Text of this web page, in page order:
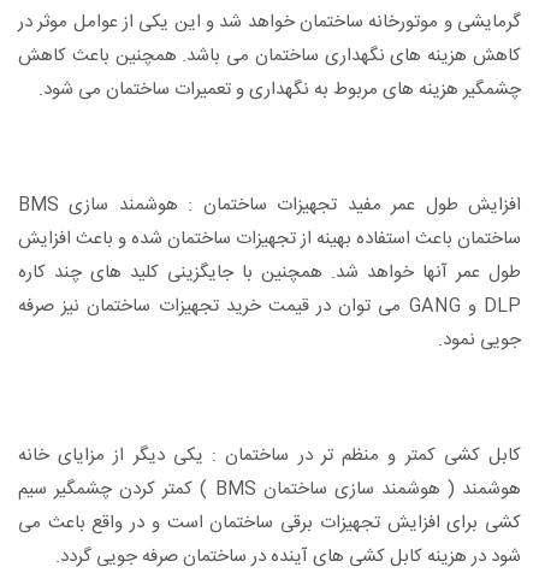
گرمایشی و موتورخانه ساختمان خواهد شد و این یکی از عوامل موثر در
کاهش هزینه های نگهداری ساختمان می باشد. همچنین باعث کاهش
چشمگیر هزینه های مربوط به نگهداری و تعمیرات ساختمان می شود.
افزایش طول عمر مفید تجهیزات ساختمان : هوشمند سازی BMS
ساختمان باعث استفاده بهینه از تجهیزات ساختمان شده و باعث افزایش
طول عمر آنها خواهد شد. همچنین با جایگزینی کلید های چند کاره
DLP و GANG می توان در قیمت خرید تجهیزات ساختمان نیز صرفه
جویی نمود.
کابل کشی کمتر و منظم تر در ساختمان : یکی دیگر از مزایای خانه
هوشمند ( هوشمند سازی ساختمان BMS ) کمتر کردن چشمگیر سیم
کشی برای افزایش تجهیزات برقی ساختمان است و در واقع باعث می
شود در هزینه كابل كشی های آینده در ساختمان صرفه جویی گردد.